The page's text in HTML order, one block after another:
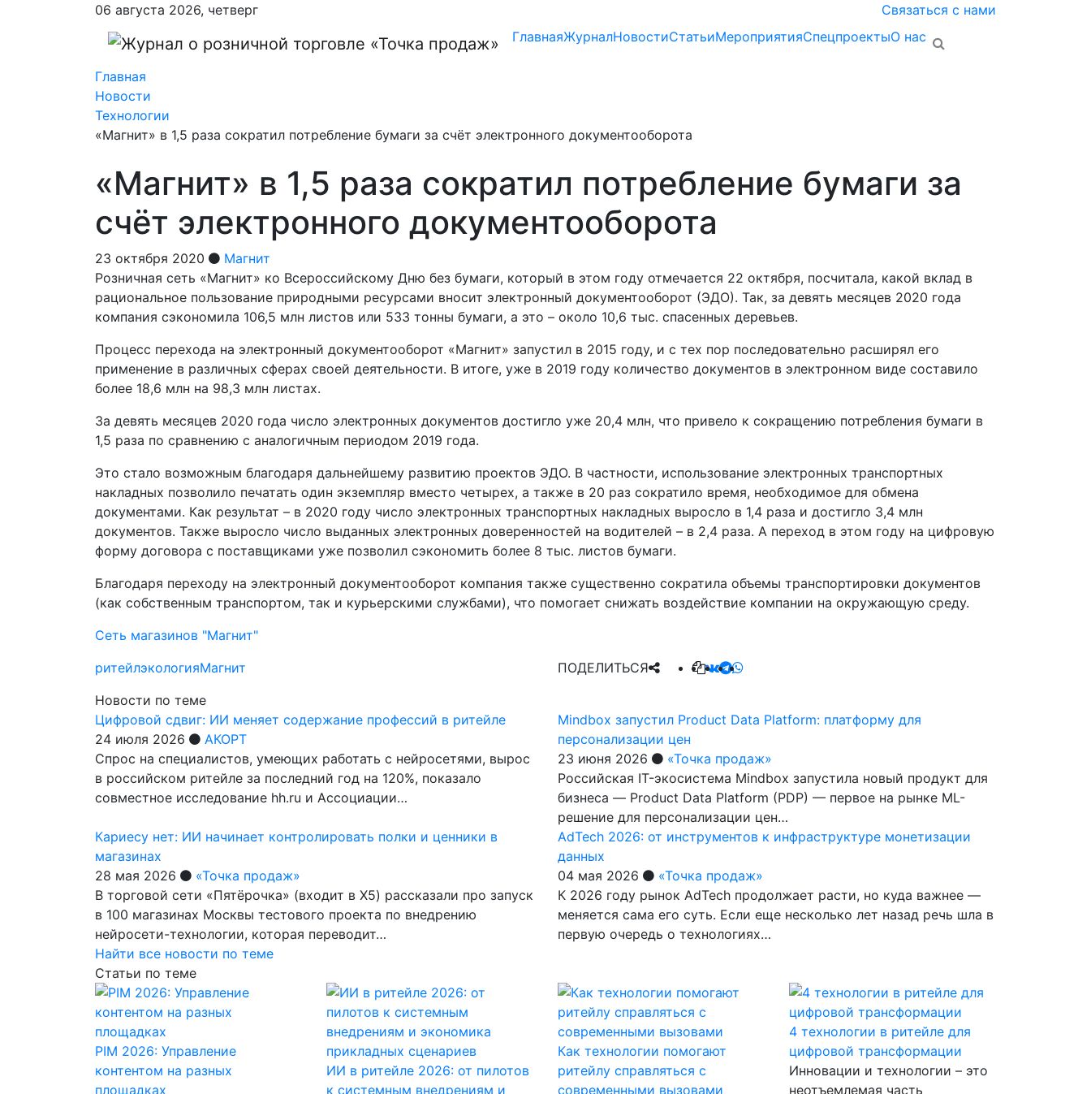
06 августа 2026, четверг
Связаться с нами
ГлавнаяЖурналНовостиСтатьиМероприятияСпецпроектыО нас
Главная
Новости
Технологии
«Магнит» в 1,5 раза сократил потребление бумаги за счёт электронного документооборота
«Магнит» в 1,5 раза сократил потребление бумаги за
счёт электронного документооборота
23 октября 2020
Магнит
Розничная сеть «Магнит» ко Всероссийскому Дню без бумаги, который в этом году отмечается 22 октября, посчитала, какой вклад в
рациональное пользование природными ресурсами вносит электронный документооборот (ЭДО). Так, за девять месяцев 2020 года
компания сэкономила 106,5 млн листов или 533 тонны бумаги, а это – около 10,6 тыс. спасенных деревьев.
Процесс перехода на электронный документооборот «Магнит» запустил в 2015 году, и с тех пор последовательно расширял его
применение в различных сферах своей деятельности. В итоге, уже в 2019 году количество документов в электронном виде составило
более 18,6 млн на 98,3 млн листах.
За девять месяцев 2020 года число электронных документов достигло уже 20,4 млн, что привело к сокращению потребления бумаги в
1,5 раза по сравнению с аналогичным периодом 2019 года.
Это стало возможным благодаря дальнейшему развитию проектов ЭДО. В частности, использование электронных транспортных
накладных позволило печатать один экземпляр вместо четырех, а также в 20 раз сократило время, необходимое для обмена
документами. Как результат – в 2020 году число электронных транспортных накладных выросло в 1,4 раза и достигло 3,4 млн
документов. Также выросло число выданных электронных доверенностей на водителей – в 2,4 раза. А переход в этом году на цифровую
форму договора с поставщиками уже позволил сэкономить более 8 тыс. листов бумаги.
Благодаря переходу на электронный документооборот компания также существенно сократила объемы транспортировки документов
(как собственным транспортом, так и курьерскими службами), что помогает снижать воздействие компании на окружающую среду.
Сеть магазинов "Магнит"
ритейлэкологияМагнит
ПОДЕЛИТЬСЯ
Новости по теме
Цифровой сдвиг: ИИ меняет содержание профессий в ритейле
24 июля 2026
АКОРТ
Спрос на специалистов, умеющих работать с нейросетями, вырос
в российском ритейле за последний год на 120%, показало
совместное исследование hh.ru и Ассоциации…
Mindbox запустил Product Data Platform: платформу для
персонализации цен
23 июня 2026
«Точка продаж»
Российская IT-экосистема Mindbox запустила новый продукт для
бизнеса — Product Data Platform (PDP) — первое на рынке ML-
решение для персонализации цен…
Кариесу нет: ИИ начинает контролировать полки и ценники в
магазинах
28 мая 2026
«Точка продаж»
В торговой сети «Пятёрочка» (входит в X5) рассказали про запуск
в 100 магазинах Москвы тестового проекта по внедрению
нейросети-технологии, которая переводит…
AdTech 2026: от инструментов к инфраструктуре монетизации
данных
04 мая 2026
«Точка продаж»
К 2026 году рынок AdTech продолжает расти, но куда важнее —
меняется сама его суть. Если еще несколько лет назад речь шла в
первую очередь о технологиях…
Найти все новости по теме
Статьи по теме
PIM 2026: Управление
контентом на разных
площадках
ИИ в ритейле 2026: от пилотов
к системным внедрениям и
Как технологии помогают
ритейлу справляться с
современными вызовами
4 технологии в ритейле для
цифровой трансформации
Инновации и технологии – это
неотъемлемая часть